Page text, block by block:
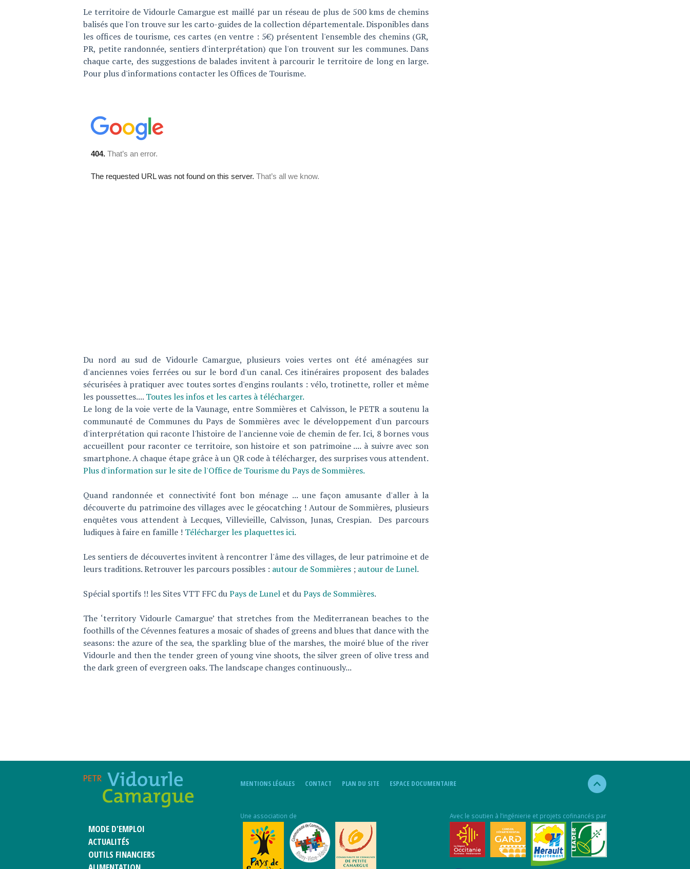
Le territoire de Vidourle Camargue est maillé par un réseau de plus de 500 kms de chemins
balisés que l'on trouve sur les carto-guides de la collection départementale. Disponibles dans
les offices de tourisme, ces cartes (en ventre : 5€) présentent l'ensemble des chemins (GR,
PR, petite randonnée, sentiers d'interprétation) que l'on trouvent sur les communes. Dans
chaque carte, des suggestions de balades invitent à parcourir le territoire de long en large.
Pour plus d'informations contacter les Offices de Tourisme.
Du nord au sud de Vidourle Camargue, plusieurs voies vertes ont été aménagées sur
d'anciennes voies ferrées ou sur le bord d'un canal. Ces itinéraires proposent des balades
sécurisées à pratiquer avec toutes sortes d'engins roulants : vélo, trotinette, roller et même
les poussettes.... Toutes les infos et les cartes à télécharger.
Le long de la voie verte de la Vaunage, entre Sommières et Calvisson, le PETR a soutenu la
communauté de Communes du Pays de Sommières avec le développement d'un parcours
d'interprétation qui raconte l'histoire de l'ancienne voie de chemin de fer. Ici, 8 bornes vous
accueillent pour raconter ce territoire, son histoire et son patrimoine .... à suivre avec son
smartphone. A chaque étape grâce à un QR code à télécharger, des surprises vous attendent.
Plus d'information sur le site de l'Office de Tourisme du Pays de Sommières.
Quand randonnée et connectivité font bon ménage ... une façon amusante d'aller à la
découverte du patrimoine des villages avec le géocatching ! Autour de Sommières, plusieurs
enquêtes vous attendent à Lecques, Villevieille, Calvisson, Junas, Crespian. Des parcours
ludiques à faire en famille ! Télécharger les plaquettes ici.
Les sentiers de découvertes invitent à rencontrer l'âme des villages, de leur patrimoine et de
leurs traditions. Retrouver les parcours possibles : autour de Sommières ; autour de Lunel.
Spécial sportifs !! les Sites VTT FFC duPays de Lunel et duPays de Sommières.
The ‘territory Vidourle Camargue’ that stretches from the Mediterranean beaches to the
foothills of the Cévennes features a mosaic of shades of greens and blues that dance with the
seasons: the azure of the sea, the sparkling blue of the marshes, the moiré blue of the river
Vidourle and then the tender green of young vine shoots, the silver green of olive tress and
the dark green of evergreen oaks. The landscape changes continuously...
MODE D'EMPLOI
ACTUALITÉS
OUTILS FINANCIERS
MENTIONS LÉGALES CONTACT PLAN DU SITE ESPACE DOCUMENTAIRE
Une association de Avec le soutien à l’ingénierie et projets cofinancés par